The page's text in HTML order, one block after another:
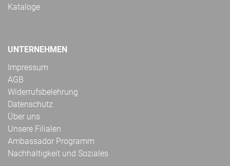
Kataloge
UNTERNEHMEN
Impressum
AGB
Widerrufsbelehrung
Datenschutz
Über uns
Unsere Filialen
Ambassador Programm
Nachhaltigkeit und Soziales